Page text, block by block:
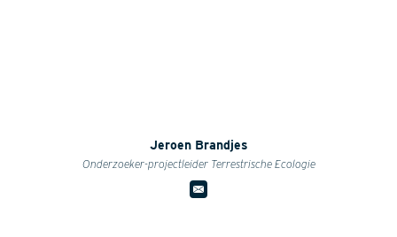
Jeroen Brandjes
Onderzoeker-projectleider Terrestrische Ecologie